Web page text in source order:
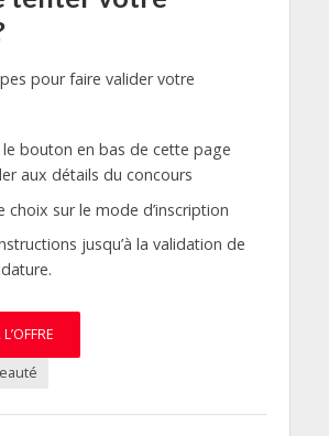
pour faire valider votre
le bouton en bas de cette page
aux détails du concours
choix sur le mode d’inscription
jusqu’à la validation de